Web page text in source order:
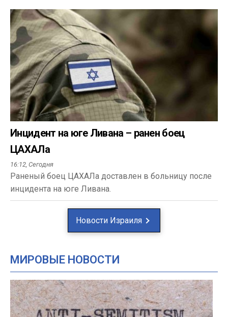
Инцидент на юге Ливана – ранен боец
ЦАХАЛа
16:12, Сегодня
Раненый боец ЦАХАЛа доставлен в больницу после
инцидента на юге Ливана.
Новости Израиля
МИРОВЫЕ НОВОСТИ